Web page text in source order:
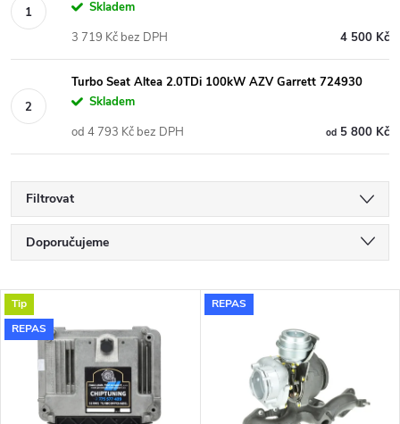
Skladem
4 500 Kč
3 719 Kč bez DPH
Turbo Seat Altea 2.0TDi 100kW AZV Garrett 724930
Skladem
od5 800 Kč
od 4 793 Kč bez DPH
Filtrovat
Ř
a
z
Doporučujeme
Nejdražší
Nejprodávanější
Abecedně
V
ý
Tip
REPAS
REPAS